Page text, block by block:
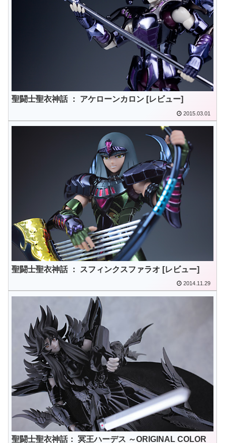
聖闘士聖衣神話 ： アケローンカロン [レビュー]
2015.03.01
聖闘士聖衣神話 ： スフィンクスファラオ [レビュー]
2014.11.29
聖闘士聖衣神話： 冥王ハーデス ～ORIGINAL COLOR